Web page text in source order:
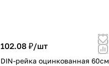
102.08 ₽/шт
DIN-рейка оцинкованная 60см